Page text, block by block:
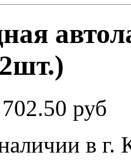
702.50 руб
в г.